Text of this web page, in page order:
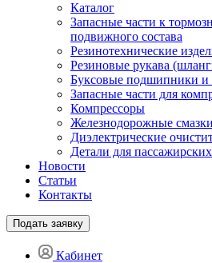
Каталог
Запасные части к
подвижного состава
Резинотехнические
Резиновые рукава
Буксовые подшипники и
Запасные части для
Компрессоры
Железнодорожные смазки
Диэлектрические
Детали для
Новости
Статьи
Контакты
Подать заявку
Кабинет